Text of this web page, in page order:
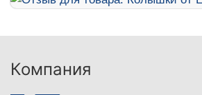
Компания